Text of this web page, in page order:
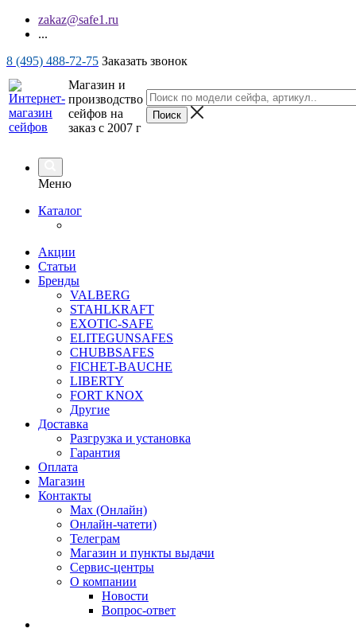
zakaz@safe1.ru
...
8 (495) 488-72-75 Заказать звонок
Магазин и
производство
сейфов на
заказ с 2007 г
Меню
Каталог
Акции
Статьи
Бренды
VALBERG
STAHLKRAFT
EXOTIC-SAFE
ELITEGUNSAFES
CHUBBSAFES
FICHET-BAUCHE
LIBERTY
FORT KNOX
Другие
Доставка
Разгрузка и установка
Гарантия
Оплата
Магазин
Контакты
Max (Онлайн)
Онлайн-чатети)
Телеграм
Магазин и пункты выдачи
Сервис-центры
О компании
Новости
Вопрос-ответ